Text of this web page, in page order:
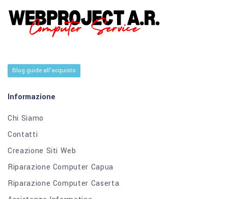
Blog guide all'acquisto
Informazione
Chi Siamo
Contatti
Creazione Siti Web
Riparazione Computer Capua
Riparazione Computer Caserta